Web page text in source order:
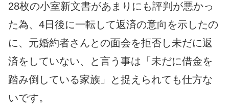
28枚の小室新文書があまりにも評判が悪かっ
た為、4日後に一転して返済の意向を示したの
に、元婚約者さんとの面会を拒否し未だに返
済をしていない、と言う事は「未だに借金を
踏み倒している家族」と捉えられても仕方な
いです。